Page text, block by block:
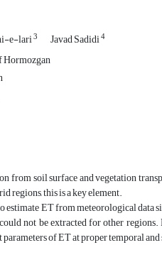
e-lari3 Javad Sadidi4
Hormozgan
from soil surface and vegetation
regions, this is a key element.
ET from meteorological data
not be extracted for other
of ET at proper temporal and